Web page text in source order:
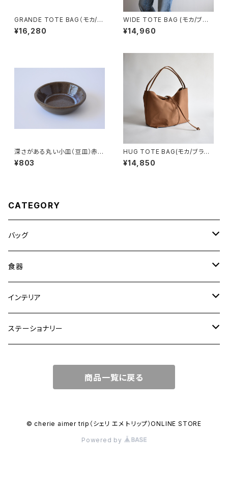
GRANDE TOTE BAG（モカ/ベ
ージュ）
¥16,280
WIDE TOTE BAG (モカ/ブラ
ウン)
¥14,960
深さがある丸い小皿（豆皿）赤土
×乳濁灰釉
¥803
HUG TOTE BAG(モカ/ブラウ
ン)
¥14,850
CATEGORY
バッグ
トートバッグ
ショルダーバッグ
ワンハンドルバッグ
リュック
食器
大皿
中皿
カップ
インテリア
花瓶・フラワーベース
ステーショナリー
マガジンカバー
商品一覧に戻る
© cherie aimer trip（シェリ エメ トリップ）ONLINE STORE
Powered by